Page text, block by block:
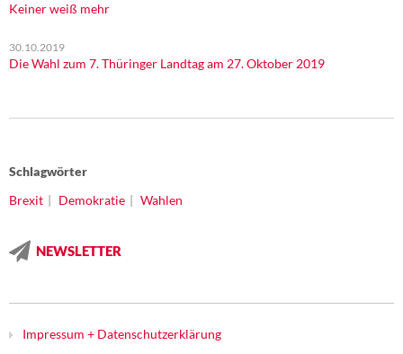
Keiner weiß mehr
30.10.2019
Die Wahl zum 7. Thüringer Landtag am 27. Oktober 2019
Schlagwörter
Brexit
Demokratie Wahlen
NEWSLETTER
Impressum + Datenschutzerklärung